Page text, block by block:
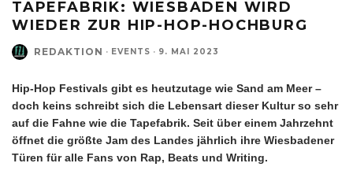
TAPEFABRIK: WIESBADEN WIRD
WIEDER ZUR HIP-HOP-HOCHBURG
REDAKTION · EVENTS · 9. MAI 2023
Hip-Hop Festivals gibt es heutzutage wie Sand am Meer –
doch keins schreibt sich die Lebensart dieser Kultur so sehr
auf die Fahne wie die Tapefabrik. Seit über einem Jahrzehnt
öffnet die größte Jam des Landes jährlich ihre Wiesbadener
Türen für alle Fans von Rap, Beats und Writing.